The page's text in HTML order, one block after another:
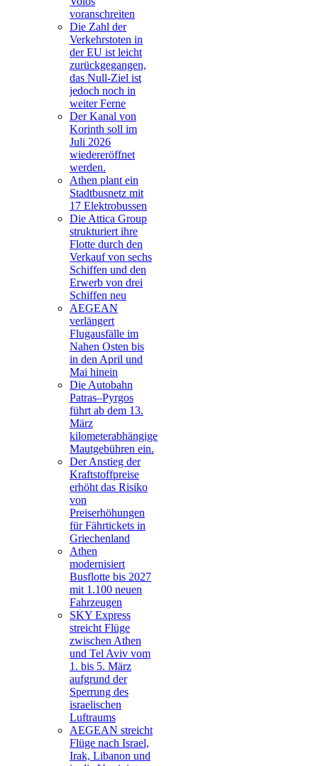
voranschreiten
Die Zahl der
Verkehrstoten in
der EU ist leicht
zurückgegangen,
das Null-Ziel ist
jedoch noch in
weiter Ferne
Der Kanal von
Korinth soll im
Juli 2026
wiedereröffnet
werden.
Athen plant ein
Stadtbusnetz mit
17 Elektrobussen
Die Attica Group
strukturiert ihre
Flotte durch den
Verkauf von sechs
Schiffen und den
Erwerb von drei
Schiffen neu
AEGEAN
verlängert
Flugausfälle im
Nahen Osten bis
in den April und
Mai hinein
Die Autobahn
Patras–Pyrgos
führt ab dem 13.
März
kilometerabhängige
Mautgebühren ein.
Der Anstieg der
Kraftstoffpreise
erhöht das Risiko
von
Preiserhöhungen
für Fährtickets in
Griechenland
Athen
modernisiert
Busflotte bis 2027
mit 1.100 neuen
Fahrzeugen
SKY Express
streicht Flüge
zwischen Athen
und Tel Aviv vom
1. bis 5. März
aufgrund der
Sperrung des
israelischen
Luftraums
AEGEAN streicht
Flüge nach Israel,
Irak, Libanon und